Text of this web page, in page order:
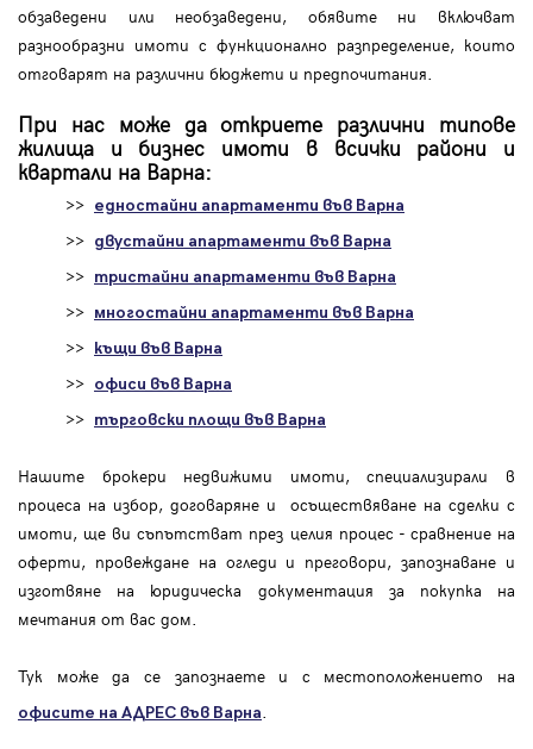
обзаведени или необзаведени, обявите ни включват
разнообразни имоти с функционално разпределение, които
отговарят на различни бюджети и предпочитания.
При нас може да откриете различни типове
жилища и бизнес имоти в всички райони и
квартали на Варна:
>> едностайни апартаменти във Варна
>> двустайни апартаменти във Варна
>> тристайни апартаменти във Варна
>> многостайни апартаменти във Варна
>> къщи във Варна
>> офиси във Варна
>> търговски площи във Варна
Нашите брокери недвижими имоти, специализирали в
процеса на избор, договаряне и осъществяване на сделки с
имоти, ще ви съпътстват през целия процес - сравнение на
оферти, провеждане на огледи и преговори, запознаване и
изготвяне на юридическа документация за покупка на
мечтания от вас дом.
Тук може да се запознаете и с местоположението на
офисите на АДРЕС във Варна.